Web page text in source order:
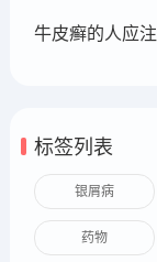
牛皮癣的人应
标签列表
银屑病
药物